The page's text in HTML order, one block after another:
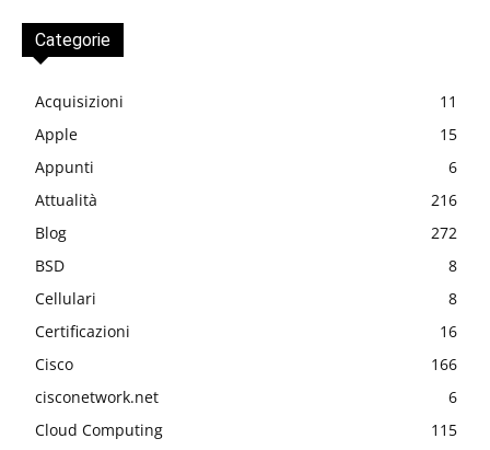
Categorie
Acquisizioni
11
Apple
15
Appunti
6
Attualità
216
Blog
272
BSD
8
Cellulari
8
Certificazioni
16
Cisco
166
cisconetwork.net
6
Cloud Computing
115